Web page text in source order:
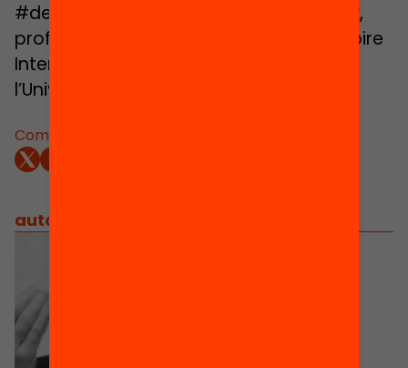
Comparteix:
#debatseducacio avec Eric Debarbieux,
professeur et présidente de l’Observatoire
International de la Violence à l’école à
l’Université Paris-Est Créteil.
autors